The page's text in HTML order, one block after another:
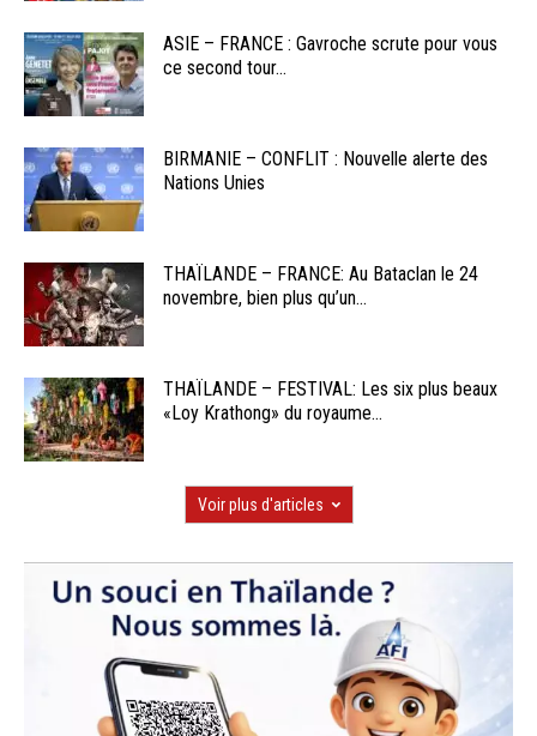
ASIE – FRANCE : Gavroche scrute pour vous
ce second tour...
BIRMANIE – CONFLIT : Nouvelle alerte des
Nations Unies
THAÏLANDE – FRANCE: Au Bataclan le 24
novembre, bien plus qu’un...
THAÏLANDE – FESTIVAL: Les six plus beaux
«Loy Krathong» du royaume...
Voir plus d'articles